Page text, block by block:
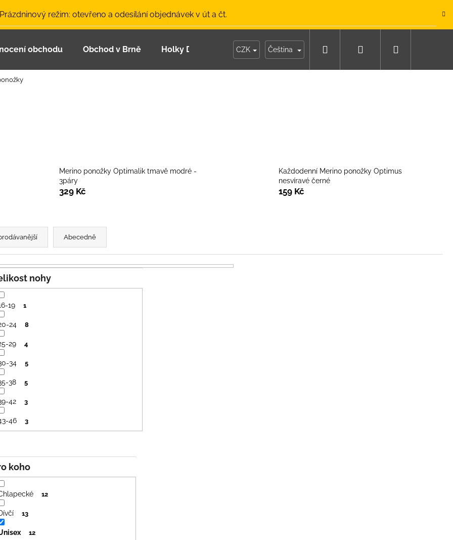
režim: otevřeno a odesílání objednávek v út a čt.
obchodu Obchod v Brně Holky Dupeťačky Moje objednávka
CZK Čeština Hledat Přihlášení
Merino ponožky Optimalik tmavě modré -
3páry
329 Kč
Každodenní Merino ponožky Optimus
nesvíravé černé
159 Kč
Abecedně
koho
12
13
12
nohy
19 1
24 8
29 4
34 5
38 5
42 3
46 3
Co potřebujete najít?
Kč